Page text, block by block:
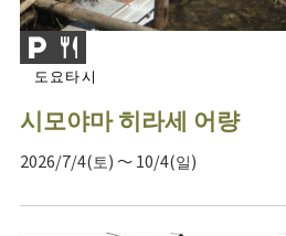
도요타시
시모야마 히라세 어량
2026/7/4(토) ～ 10/4(일)